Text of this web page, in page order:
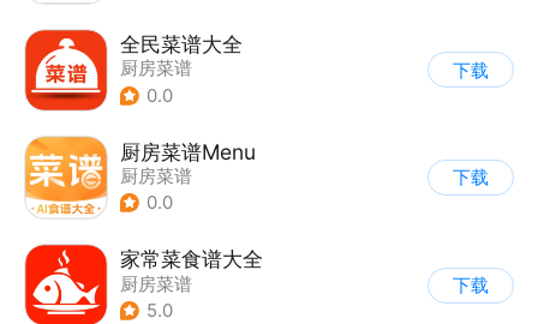
全民菜谱大全
厨房菜谱
0.0
下载
厨房菜谱Menu
厨房菜谱
0.0
下载
家常菜食谱大全
厨房菜谱
5.0
下载